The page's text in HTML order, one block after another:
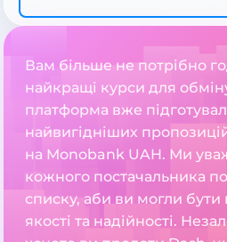
Вам більше не потрібно
найкращі курси для
платформа вже
найвигідніших
на Monobank UAH. Ми
кожного постачальника
списку, аби ви могли бути
якості та надійності.